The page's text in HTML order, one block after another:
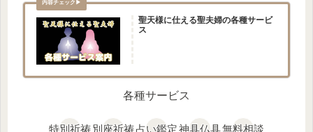
聖天様に仕える聖夫婦の各種サービ
ス
各種サービス
特別祈祷別座祈祷占い鑑定神具仏具無料相談